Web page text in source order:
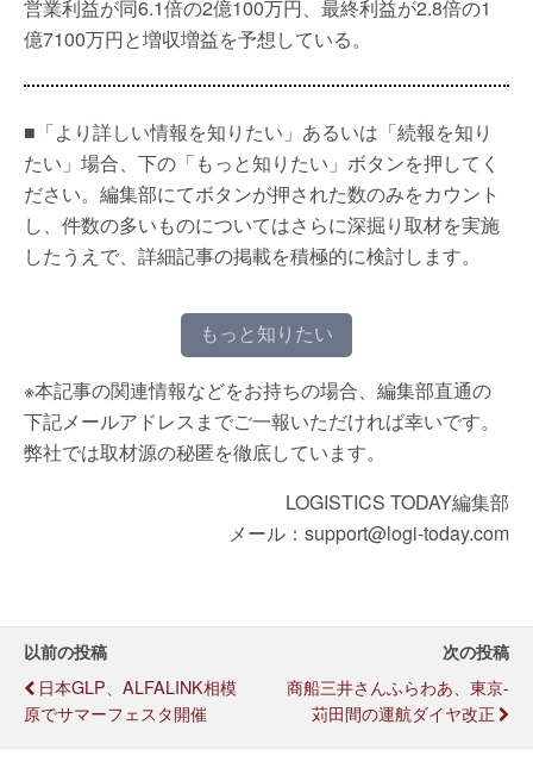
営業利益が同6.1倍の2億100万円、最終利益が2.8倍の1
億7100万円と増収増益を予想している。
■「より詳しい情報を知りたい」あるいは「続報を知り
たい」場合、下の「もっと知りたい」ボタンを押してく
ださい。編集部にてボタンが押された数のみをカウント
し、件数の多いものについてはさらに深掘り取材を実施
したうえで、詳細記事の掲載を積極的に検討します。
もっと知りたい
※本記事の関連情報などをお持ちの場合、編集部直通の
下記メールアドレスまでご一報いただければ幸いです。
弊社では取材源の秘匿を徹底しています。
LOGISTICS TODAY編集部
メール：support@logi-today.com
以前の投稿
日本GLP、ALFALINK相模
原でサマーフェスタ開催
次の投稿
商船三井さんふらわあ、東京-
苅田間の運航ダイヤ改正